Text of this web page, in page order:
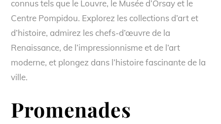
connus tels que le Louvre, le Musée d’Orsay et le
Centre Pompidou. Explorez les collections d’art et
d’histoire, admirez les chefs-d’œuvre de la
Renaissance, de l’impressionnisme et de l’art
moderne, et plongez dans l’histoire fascinante de la
ville.
Promenades